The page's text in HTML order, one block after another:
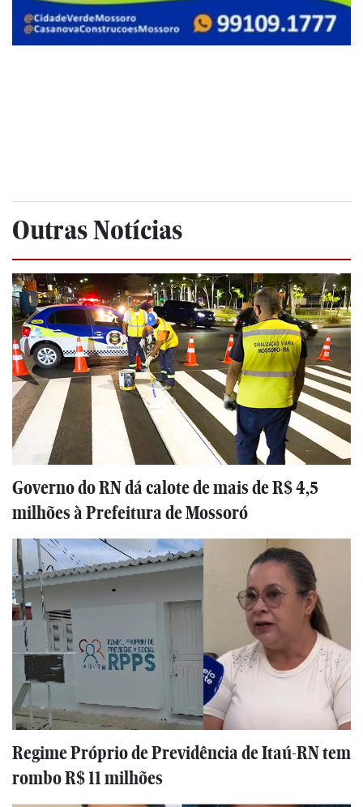
Outras Notícias
Governo do RN dá calote de mais de R$ 4,5
milhões à Prefeitura de Mossoró
Regime Próprio de Previdência de Itaú-RN tem
rombo R$ 11 milhões